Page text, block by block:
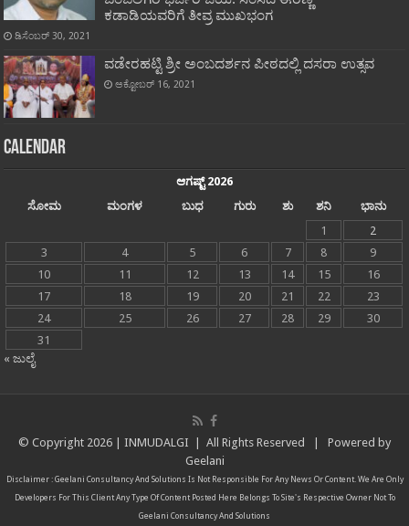
ಕಡಾಡಿಯವರಿಗೆ ತೀವ್ರ ಮುಖಭಂಗ
ಡಿಸೆಂಬರ್ 30, 2021
ವಡೇರಹಟ್ಟಿ ಶ್ರೀ ಅಂಬದರ್ಶನ ಪೀಠದಲ್ಲಿ ದಸರಾ ಉತ್ಸವ
ಅಕ್ಟೋಬರ್ 16, 2021
Calendar
ಆಗಷ್ಟ್ 2026
ಸೋಮ
ಮಂಗಳ ಬುಧ ಗುರು ಶು ಶನಿ
ಭಾನು
1
2
3
4 5 6 7 8
9
10
11 12 13 14 15
16
17
18 19 20 21 22
23
24
25 26 27 28 29
30
31
« ಜುಲೈ
© Copyright 2026 | INMUDALGI | All Rights Reserved | Powered by
Geelani
Disclaimer : Geelani Consultancy And Solutions Is Not Responsible For Any News Or Content. We Are Only
Developers For This Client Any Type Of Content Posted Here Belongs To Site's Respective Owner Not To
Geelani Consultancy And Solutions